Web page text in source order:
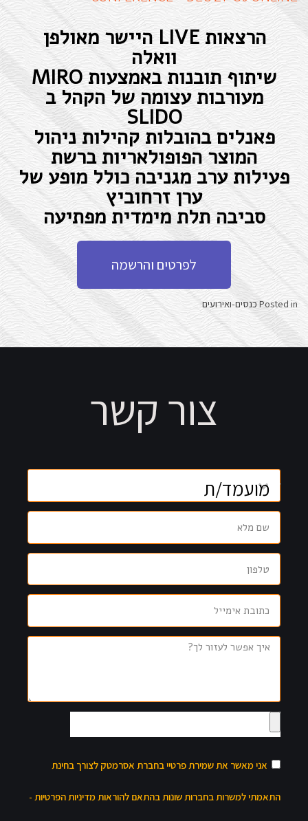
הָאֲתָר.
הרצאות LIVE היישר מאולפן
וואלה
שיתוף תובנות באמצעות MIRO
מעורבות עצומה של הקהל ב
SLIDO
פאנלים בהובלות קהילות ניהול
המוצר הפופולאריות ברשת
פעילות ערב מגניבה כולל מופע של
ערן זרחוביץ
סביבה תלת מימדית מפתיעה
לפרטים והרשמה
Posted in כנסים-ואירועים
צור קשר
אני מאשר את שמירת פרטיי בחברת אסרמטק לצורך בחינת
התאמתי למשרות בחברות שונות בהתאם להוראות מדיניות הפרטיות -